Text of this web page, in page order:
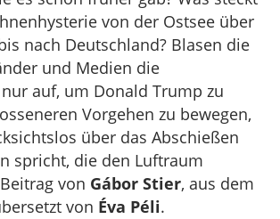
von der Ostsee über
nach Deutschland? Blasen die
und Medien die
auf, um Donald Trump zu
Vorgehen zu bewegen,
über das Abschießen
spricht, die den Luftraum
von Gábor Stier, aus dem
von Éva Péli.